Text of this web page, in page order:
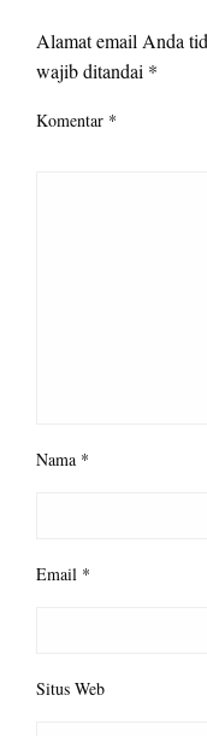
Alamat email Anda
wajib ditandai *
Komentar *
Nama *
Email *
Situs Web